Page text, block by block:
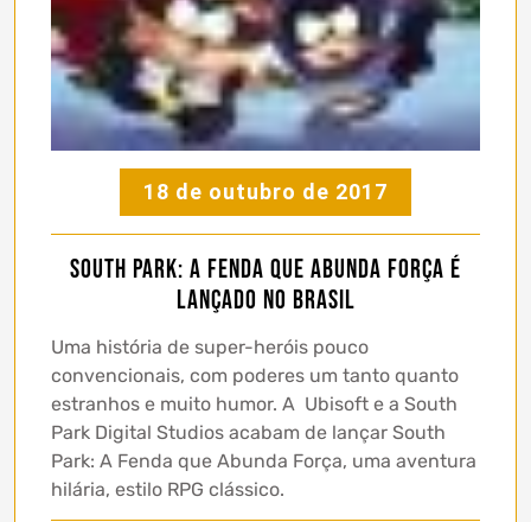
18 de outubro de 2017
South Park: A Fenda que Abunda Força é
lançado no Brasil
Uma história de super-heróis pouco
convencionais, com poderes um tanto quanto
estranhos e muito humor. A Ubisoft e a South
Park Digital Studios acabam de lançar South
Park: A Fenda que Abunda Força, uma aventura
hilária, estilo RPG clássico.